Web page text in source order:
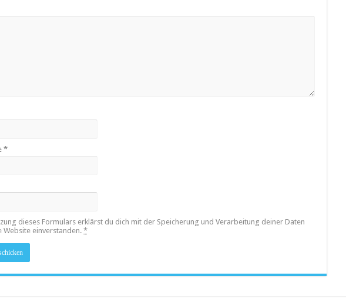
*
dieses Formulars erklärst du dich mit der Speicherung und Verarbeitung deiner Daten
Website einverstanden.*